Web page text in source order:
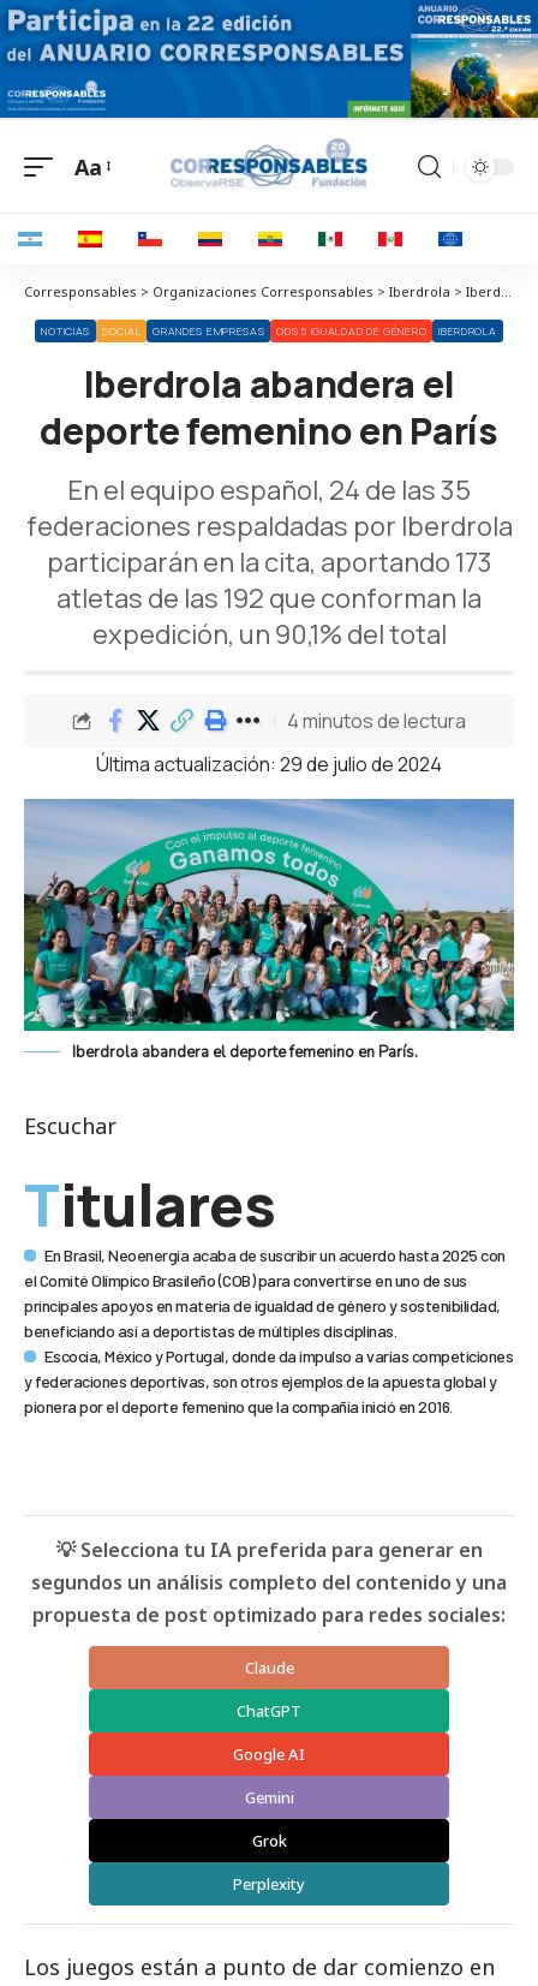
Aa
Corresponsables > Organizaciones Corresponsables > Iberdrola > Iberdrola abandera el deporte femenino en París
NOTICIAS SOCIAL GRANDES EMPRESAS ODS 5 IGUALDAD DE GÉNERO IBERDROLA
Iberdrola abandera el
deporte femenino en París
En el equipo español, 24 de las 35
federaciones respaldadas por Iberdrola
participarán en la cita, aportando 173
atletas de las 192 que conforman la
expedición, un 90,1% del total
Última actualización: 29 de julio de 2024
4 minutos de lectura
Iberdrola abandera el deporte femenino en París.
Escuchar
Titulares
En Brasil, Neoenergia acaba de suscribir un acuerdo hasta 2025 con
el Comité Olímpico Brasileño (COB) para convertirse en uno de sus
principales apoyos en materia de igualdad de género y sostenibilidad,
beneficiando así a deportistas de múltiples disciplinas.
Escocia, México y Portugal, donde da impulso a varias competiciones
y federaciones deportivas, son otros ejemplos de la apuesta global y
pionera por el deporte femenino que la compañía inició en 2016.
💡 Selecciona tu IA preferida para generar en
segundos un análisis completo del contenido y una
propuesta de post optimizado para redes sociales:
Claude
ChatGPT
Google AI
Gemini
Grok
Perplexity
Los juegos están a punto de dar comienzo en